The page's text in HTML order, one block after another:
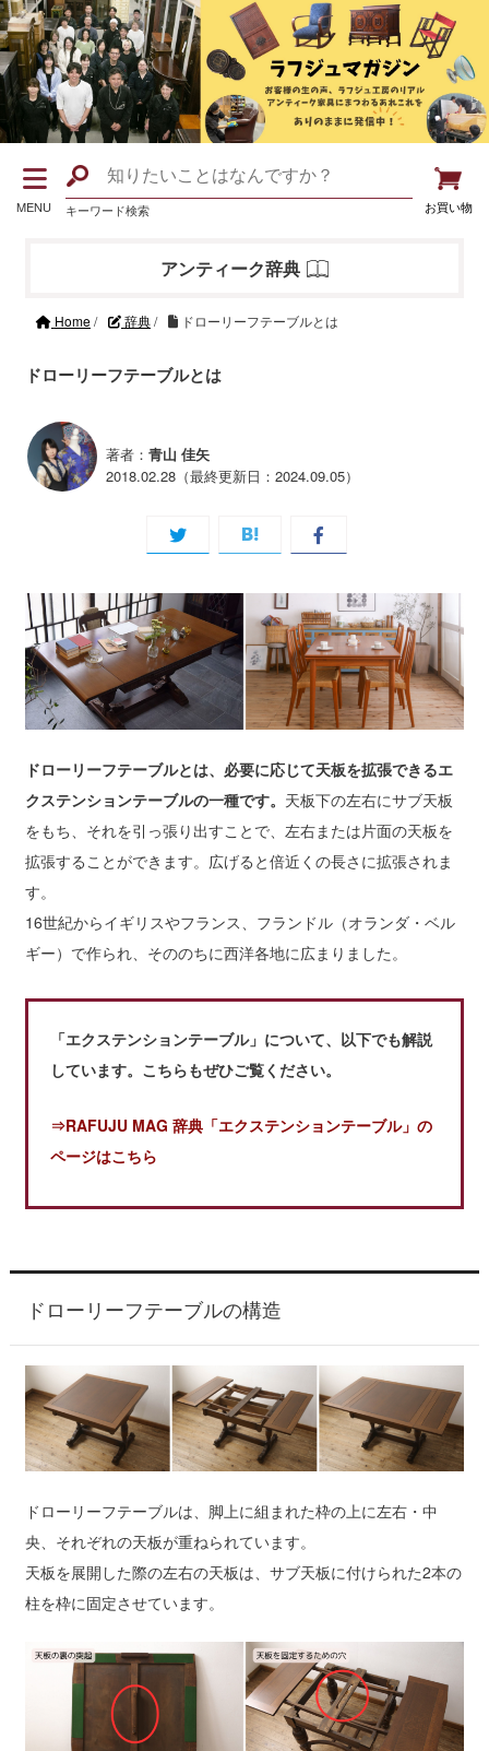
お買い物
MENU キーワード検索
アンティーク辞典
Home/ 辞典/ ドローリーフテーブルとは
ドローリーフテーブルとは
著者： 青山 佳矢
2018.02.28（最終更新日：2024.09.05）
ドローリーフテーブルとは、必要に応じて天板を拡張できるエ
クステンションテーブルの一種です。 天板下の左右にサブ天板
をもち、それを引っ張り出すことで、左右または片面の天板を
拡張することができます。広げると倍近くの長さに拡張されま
す。
16世紀からイギリスやフランス、フランドル（オランダ・ベル
ギー）で作られ、そののちに西洋各地に広まりました。
「エクステンションテーブル」について、以下でも解説
しています。こちらもぜひご覧ください。
⇒RAFUJU MAG 辞典「エクステンションテーブル」の
ページはこちら
ドローリーフテーブルの構造
ドローリーフテーブルは、脚上に組まれた枠の上に左右・中
央、それぞれの天板が重ねられています。
天板を展開した際の左右の天板は、サブ天板に付けられた2本の
柱を枠に固定させています。